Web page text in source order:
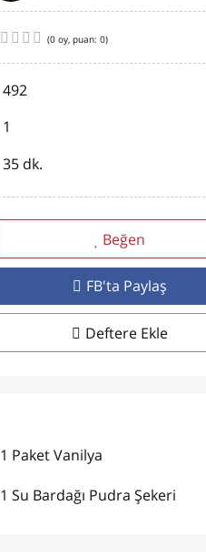
(0 oy, puan: 0)
492
1
35 dk.
Beğen
FB'ta Paylaş
Deftere Ekle
1 Paket Vanilya
1 Su Bardağı Pudra Şekeri